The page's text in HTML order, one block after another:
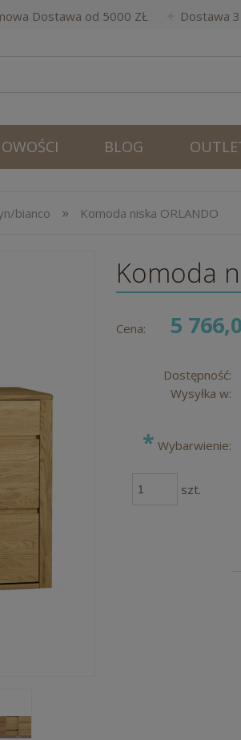
Dostawa od 5000 ZŁ Dostawa
BLOG
bianco » Komoda niska ORLANDO
Komoda
Cena: 5
Dostępność:
Wysyłka w:
* Wybarwienie:
szt.